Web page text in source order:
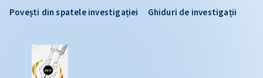
Povești din spatele investigației
Ghiduri de investigații